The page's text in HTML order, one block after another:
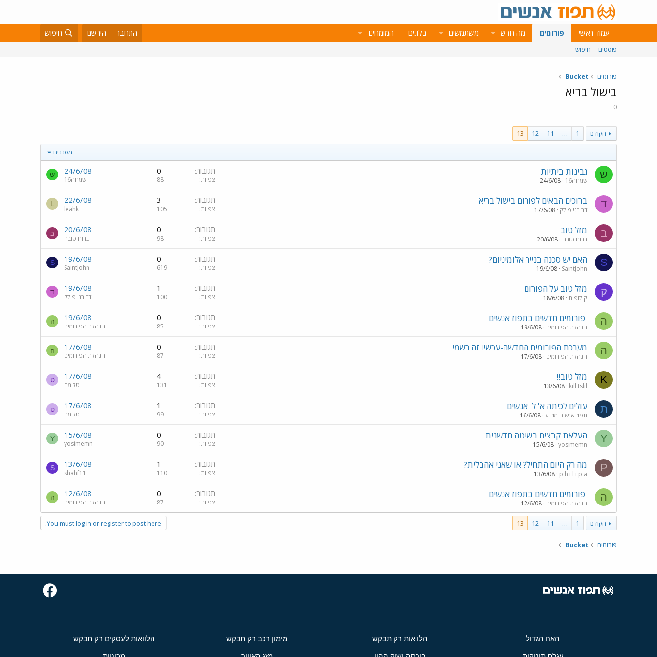
עמוד ראשי פורומים מה חדש משתמשים בלוגים המומחים התחבר הירשם חיפוש
פוסטים חיפוש
פורומים Bucket
בישול בריא
0
הקודם 1
…
11
12
13
מסננים
ש גבינות ביתיות
שמחה16 24/6/08
תגובות 0
צפיות 88
24/6/08
שמחה16
ש
ד ברוכים הבאים לפורום בישול בריא
דר רני פולק 17/6/08
תגובות 3
צפיות 105
22/6/08
leahk
L
ב מזל טוב
ברוח טובה 20/6/08
תגובות 0
צפיות 98
20/6/08
ברוח טובה
ב
S האם יש סכנה בנייר אלומיניום?
SaintJohn
19/6/08
תגובות 0
צפיות 619
19/6/08
SaintJohn
S
ק מזל טוב על הפורום
קילופית 18/6/08
תגובות 1
צפיות 100
19/6/08
דר רני פולק
ד
ה פורומים חדשים בתפוז אנשים
הנהלת הפורומים 19/6/08
תגובות 0
צפיות 85
19/6/08
הנהלת הפורומים
ה
ה מערכת הפורומים החדשה-עכשיו זה רשמי
הנהלת הפורומים 17/6/08
תגובות 0
צפיות 87
17/6/08
הנהלת הפורומים
ה
K מזל טוב!!
kill tslil
13/6/08
תגובות 4
צפיות 131
17/6/08
טלימה
ט
ת עולים לכיתה א' ל אנשים
תפוז אנשים מודיע 16/6/08
תגובות 1
צפיות 99
17/6/08
טלימה
ט
Y העלאת קבצים בשיטה חדשנית
yosimemn
15/6/08
תגובות 0
צפיות 90
15/6/08
yosimemn
Y
P מה רק היום התחיל? או שאני אהבלית?
p h i l i p a
13/6/08
תגובות 1
צפיות 110
13/6/08
shahf11
S
ה פורומים חדשים בתפוז אנשים
הנהלת הפורומים 12/6/08
תגובות 0
צפיות 87
12/6/08
הנהלת הפורומים
ה
הקודם 1
…
11
12
13
You must log in or register to post here.
פורומים Bucket
האח הגדול הלוואות רק תבקש מימון רכב רק תבקש הלוואות לעסקים רק תבקש